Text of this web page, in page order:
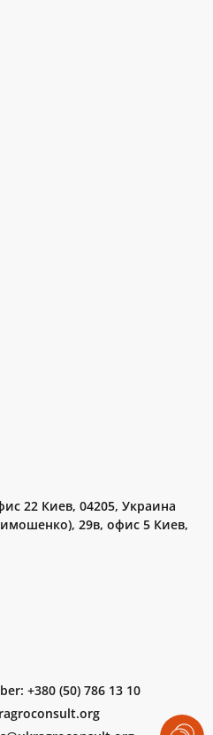
22 Киев, 04205, Украина
29в, офис 5 Киев,
+380 (50) 786 13 10